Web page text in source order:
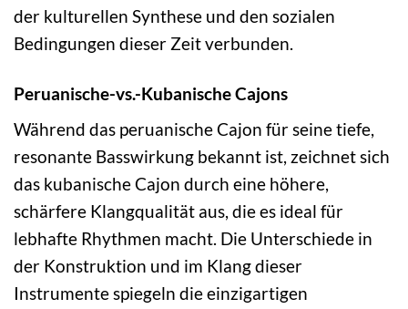
der kulturellen Synthese und den sozialen
Bedingungen dieser Zeit verbunden.
Peruanische-vs.-Kubanische Cajons
Während das peruanische Cajon für seine tiefe,
resonante Basswirkung bekannt ist, zeichnet sich
das kubanische Cajon durch eine höhere,
schärfere Klangqualität aus, die es ideal für
lebhafte Rhythmen macht. Die Unterschiede in
der Konstruktion und im Klang dieser
Instrumente spiegeln die einzigartigen